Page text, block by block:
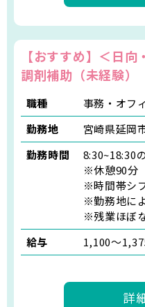
【おすすめ】＜日
調剤補助（未経験）
職種
事務・オフ
勤務地
宮崎県延岡
勤務時間
8:30~18:30
※休憩90分
※時間帯シ
※勤務地に
※残業ほぼ
給与
1,100〜
詳